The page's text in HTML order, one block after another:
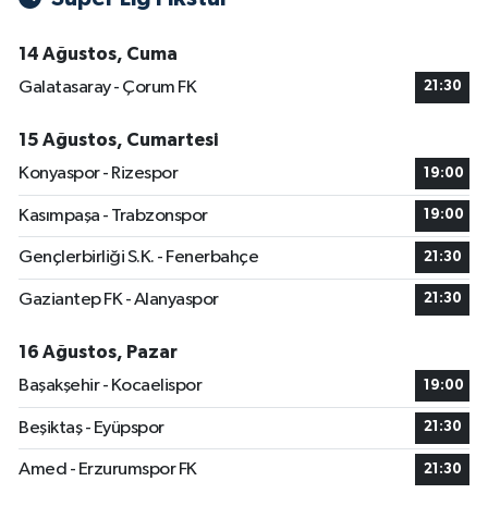
14 Ağustos, Cuma
Galatasaray - Çorum FK
21:30
15 Ağustos, Cumartesi
Konyaspor - Rizespor
19:00
Kasımpaşa - Trabzonspor 19:00
Gençlerbirliği S.K. - Fenerbahçe 21:30
Gaziantep FK - Alanyaspor 21:30
16 Ağustos, Pazar
Başakşehir - Kocaelispor
19:00
Beşiktaş - Eyüpspor 21:30
Amed - Erzurumspor FK 21:30